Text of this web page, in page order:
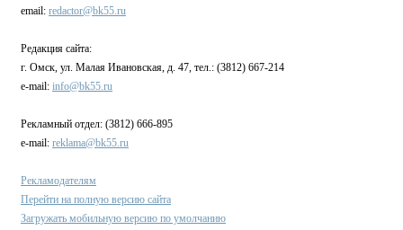
email: redactor@bk55.ru
Редакция сайта:
г. Омск, ул. Малая Ивановская, д. 47, тел.: (3812) 667-214
e-mail: info@bk55.ru
Рекламный отдел: (3812) 666-895
e-mail: reklama@bk55.ru
Рекламодателям
Перейти на полную версию сайта
Загружать мобильную версию по умолчанию